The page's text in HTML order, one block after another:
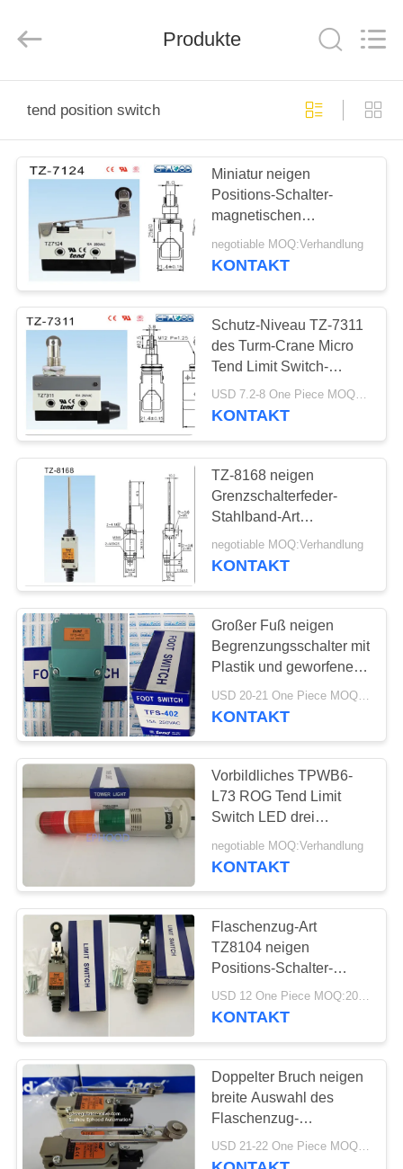
HAUSE
PRODUKTE
ÜBER
UNS
WERKSBESICHTIGUNG
QUALITÄTSKONTROLLE
KONTAKT
MIT
NEUIGKEITEN
BITTE UM
EIN
ANGEBOT
SITEMAP
DATENSCHUTZERKLÄRUNG
Ltd..
Produkte
tend position switch
Miniatur neigen
Positions-Schalter-
magnetischen
Begrenzungsschalter mit
Blatt-Federhebel
negotiable MOQ:Verhandlung
KONTAKT
Schutz-Niveau TZ-7311
des Turm-Crane Micro
Tend Limit Switch-
Sicherheits-
Begrenzungsschalter-
USD 7.2-8 One Piece MOQ:20PCS-40PCS
KONTAKT
TZ-8168 neigen
Grenzschalterfeder-
Stahlband-Art
staubdichten Entwurf
negotiable MOQ:Verhandlung
KONTAKT
Großer Fuß neigen
Begrenzungsschalter mit
Plastik und geworfenem
Fuß-Aluminiumschalter
der Rinden-TFS-402
KONTAKT
Vorbildliches TPWB6-
L73 ROG Tend Limit
Switch LED drei
Farblicht mit Summer
negotiable MOQ:Verhandlung
KONTAKT
Flaschenzug-Art
TZ8104 neigen
Positions-Schalter-
Sicherheits-elektrischen
Endschalter
USD 12 One Piece MOQ:20pcs
KONTAKT
Doppelter Bruch neigen
breite Auswahl des
Flaschenzug-
Begrenzungsschalter-
TZ5108-2 von
USD 21-22 One Piece MOQ:20pcs